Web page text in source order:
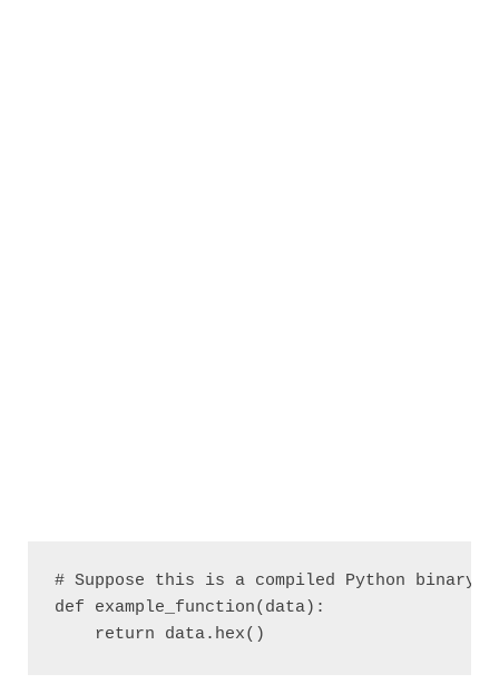
# Suppose this is a compiled Python binary
def example_function(data):